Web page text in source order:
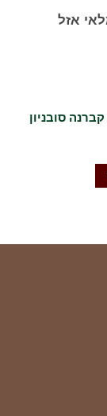
אזל
סובניון